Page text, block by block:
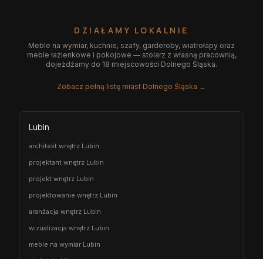
DZIAŁAMY LOKALNIE
Meble na wymiar, kuchnie, szafy, garderoby, wiatrołapy oraz
meble łazienkowe i pokojowe — stolarz z własną pracownią,
dojeżdżamy do 18 miejscowości Dolnego Śląska.
Zobacz pełną listę miast Dolnego Śląska →
Lubin
architekt wnętrz Lubin
projektant wnętrz Lubin
projekt wnętrz Lubin
projektowanie wnętrz Lubin
aranżacja wnętrz Lubin
wizualizacja wnętrz Lubin
meble na wymiar Lubin